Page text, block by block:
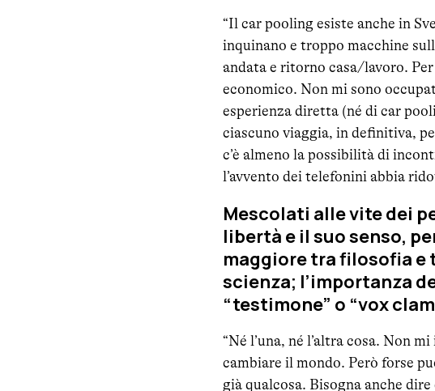
“Il car pooling esiste anche in
inquinano e troppo macchine
andata e ritorno casa/lavoro.
economico. Non mi sono
esperienza diretta (né di car
ciascuno viaggia, in definitiva,
c’è almeno la possibilità di
l’avvento dei telefonini abbia
Mescolati alle vite dei
libertà e il suo senso,
maggiore tra filosofia e
scienza; l’importanza
“testimone” o “vox
“Né l’una, né l’altra cosa. Non
cambiare il mondo. Però forse
già qualcosa. Bisogna anche